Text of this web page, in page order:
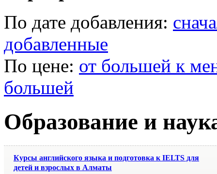
По дате добавления:
добавленные
По цене: от большей к
большей
Образование и
Курсы английского языка и подготовка к IELTS для
детей и взрослых в Алматы